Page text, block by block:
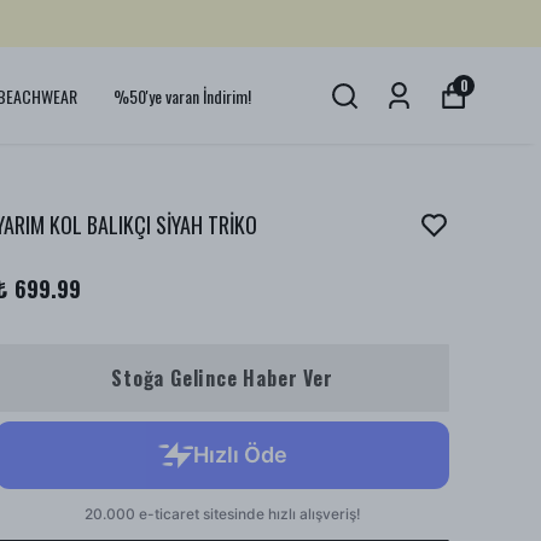
%50'ye varan İndirim! 0
KOL BALIKÇI SİYAH TRİKO
699.99
Stoğa Gelince Haber Ver